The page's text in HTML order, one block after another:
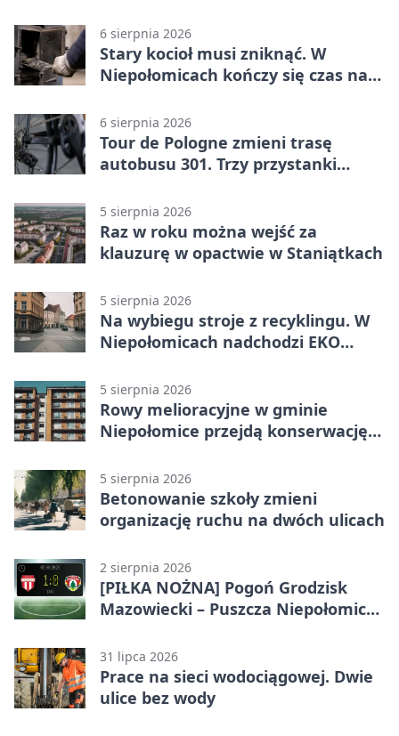
6 sierpnia 2026
Stary kocioł musi zniknąć. W
Niepołomicach kończy się czas na
6 sierpnia 2026
Tour de Pologne zmieni trasę
autobusu 301. Trzy przystanki
5 sierpnia 2026
Raz w roku można wejść za
klauzurę w opactwie w Staniątkach
5 sierpnia 2026
Na wybiegu stroje z recyklingu. W
Niepołomicach nadchodzi EKO
5 sierpnia 2026
Rowy melioracyjne w gminie
Niepołomice przejdą konserwację.
5 sierpnia 2026
Betonowanie szkoły zmieni
organizację ruchu na dwóch ulicach
2 sierpnia 2026
[PIŁKA NOŻNA] Pogoń Grodzisk
Mazowiecki – Puszcza Niepołomice
punktów w Betclic 1. lidze
31 lipca 2026
Prace na sieci wodociągowej. Dwie
ulice bez wody